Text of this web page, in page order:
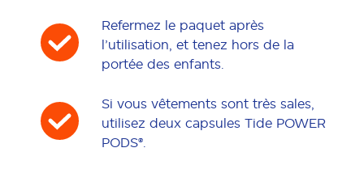
Refermez le paquet après
l’utilisation, et tenez hors de la
portée des enfants.
Si vous vêtements sont très sales,
utilisez deux capsules Tide POWER
PODS®.